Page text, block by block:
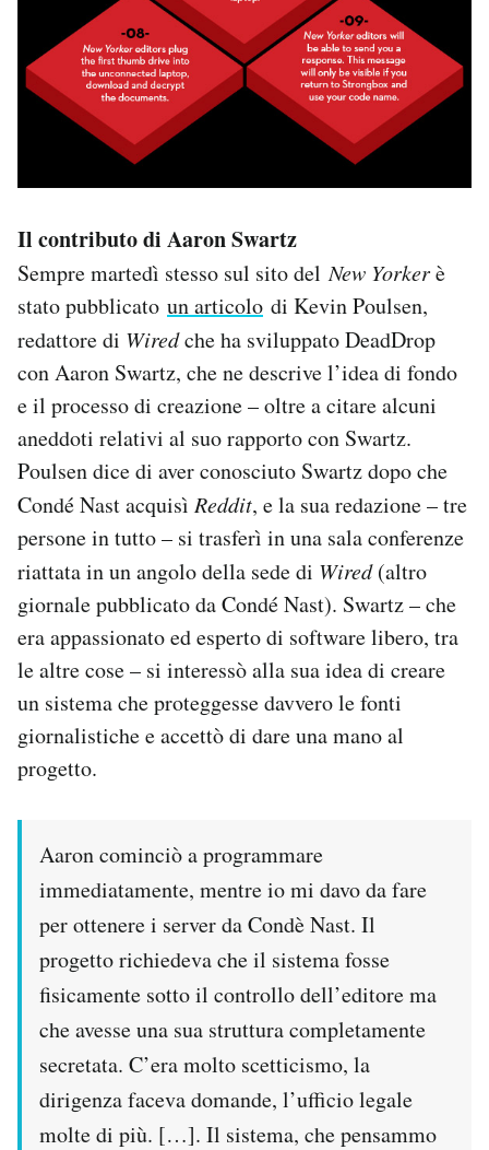
Il contributo di Aaron Swartz
Sempre martedì stesso sul sito delNew Yorkerè
stato pubblicato un articolo di Kevin Poulsen,
redattore di Wiredche ha sviluppato DeadDrop
con Aaron Swartz, che ne descrive l’idea di fondo
e il processo di creazione – oltre a citare alcuni
aneddoti relativi al suo rapporto con Swartz.
Poulsen dice di aver conosciuto Swartz dopo che
Condé Nast acquisì Reddit, e la sua redazione – tre
persone in tutto – si trasferì in una sala conferenze
riattata in un angolo della sede di Wired(altro
giornale pubblicato da Condé Nast). Swartz – che
era appassionato ed esperto di software libero, tra
le altre cose – si interessò alla sua idea di creare
un sistema che proteggesse davvero le fonti
giornalistiche e accettò di dare una mano al
progetto.
Aaron cominciò a programmare
immediatamente, mentre io mi davo da fare
per ottenere i server da Condè Nast. Il
progetto richiedeva che il sistema fosse
fisicamente sotto il controllo dell’editore ma
che avesse una sua struttura completamente
secretata. C’era molto scetticismo, la
dirigenza faceva domande, l’ufficio legale
molte di più. […]. Il sistema, che pensammo